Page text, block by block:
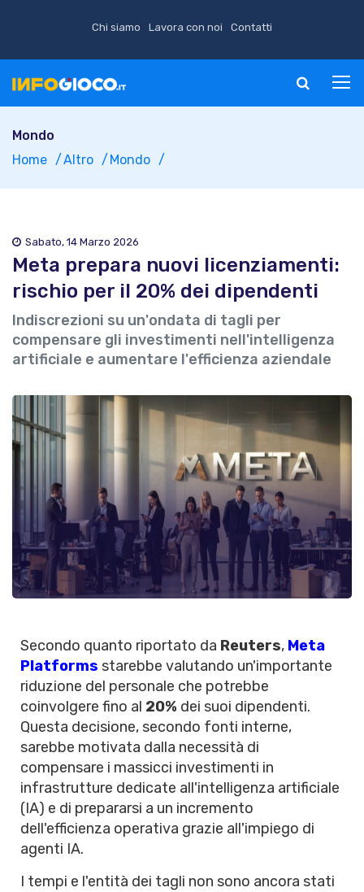
Chi siamo Lavora con noi Contatti
Mondo
Home
Altro Mondo
Sabato, 14 Marzo 2026
Meta prepara nuovi licenziamenti:
rischio per il 20% dei dipendenti
Indiscrezioni su un'ondata di tagli per
compensare gli investimenti nell'intelligenza
artificiale e aumentare l'efficienza aziendale
Secondo quanto riportato da Reuters, Meta
Platforms starebbe valutando un'importante
riduzione del personale che potrebbe
coinvolgere fino al 20% dei suoi dipendenti.
Questa decisione, secondo fonti interne,
sarebbe motivata dalla necessità di
compensare i massicci investimenti in
infrastrutture dedicate all'intelligenza artificiale
(IA) e di prepararsi a un incremento
dell'efficienza operativa grazie all'impiego di
agenti IA.
I tempi e l'entità dei tagli non sono ancora stati